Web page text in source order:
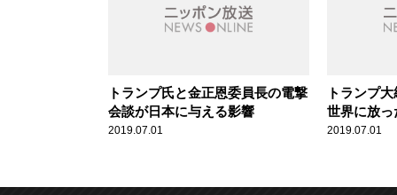
トランプ氏と金正恩委員長の電撃
会談が日本に与える影響
2019.07.01
トランプ
世界に放っ
2019.07.01